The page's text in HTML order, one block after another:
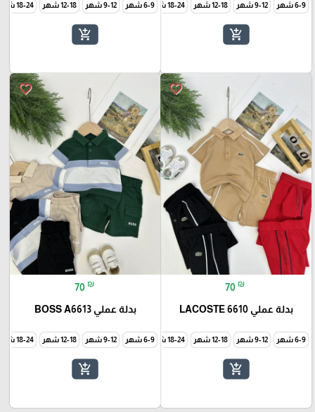
6-9 شهر 9-12 شهر 12-18 شهر 18-24 شهر 24-36 شهر
add_shopping_cart
6-9 شهر 9-12 شهر 12-18 شهر 18-24 شهر
add_shopping_cart
favorite_border
70 ₪
بدلة عملي 6610 LACOSTE
6-9 شهر 9-12 شهر 12-18 شهر 18-24 شهر 24-36 شهر
add_shopping_cart
favorite_border
70 ₪
بدلة عملي BOSS A6613
6-9 شهر 9-12 شهر 12-18 شهر 18-24 شهر
add_shopping_cart